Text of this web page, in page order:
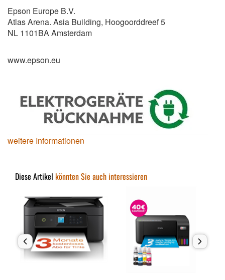
Epson Europe B.V.
Atlas Arena. Asia Building, Hoogoorddreef 5
NL 1101BA Amsterdam
www.epson.eu
weitere Informationen
Diese Artikel könnten Sie auch interessieren